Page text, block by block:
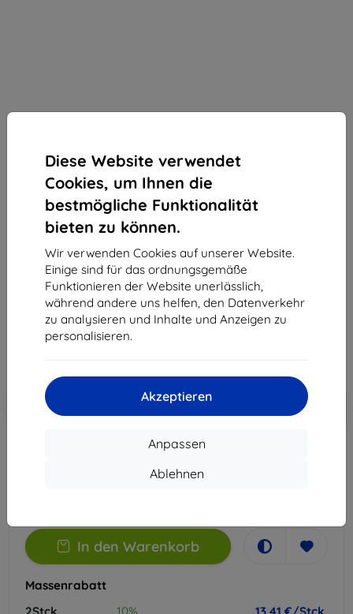
Diese Website verwendet
Cookies, um Ihnen die
bestmögliche Funktionalität
bieten zu können.
Wir verwenden Cookies auf unserer Website.
Einige sind für das ordnungsgemäße
Funktionieren der Website unerlässlich,
während andere uns helfen, den Datenverkehr
zu analysieren und Inhalte und Anzeigen zu
personalisieren.
Akzeptieren
Anpassen
Ablehnen
3mk Silky Matt Privacy Schutzfolie für Huawei P30
Geeignet für: Huawei P30
14,90 €
13,41 €
-10%
Rabatt mit Gutschein
EXTRA10
Warenkorb
In den Warenkorb
Massenrabatt